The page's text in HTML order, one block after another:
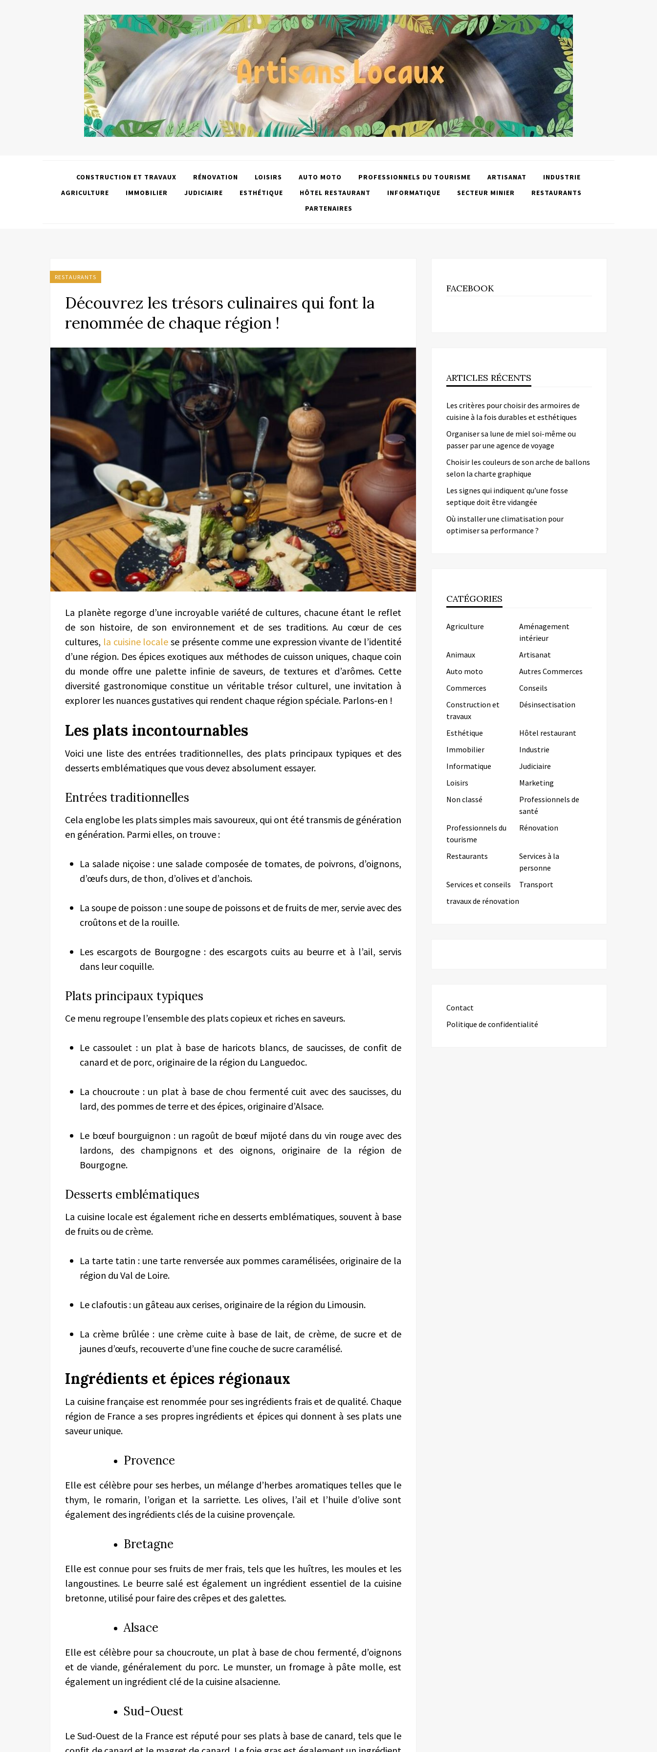
CONSTRUCTION ET TRAVAUX RÉNOVATION LOISIRS AUTO MOTO PROFESSIONNELS DU TOURISME ARTISANAT
INDUSTRIE
AGRICULTURE
IMMOBILIER JUDICIAIRE ESTHÉTIQUE HÔTEL RESTAURANT INFORMATIQUE SECTEUR MINIER
RESTAURANTS
PARTENAIRES
RESTAURANTS
Découvrez les trésors culinaires qui font la
renommée de chaque région !
La planète regorge d’une incroyable variété de cultures, chacune étant le reflet
de son histoire, de son environnement et de ses traditions. Au cœur de ces
cultures, la cuisine locale se présente comme une expression vivante de l’identité
d’une région. Des épices exotiques aux méthodes de cuisson uniques, chaque coin
du monde offre une palette infinie de saveurs, de textures et d’arômes. Cette
diversité gastronomique constitue un véritable trésor culturel, une invitation à
explorer les nuances gustatives qui rendent chaque région spéciale. Parlons-en !
Les plats incontournables
Voici une liste des entrées traditionnelles, des plats principaux typiques et des
desserts emblématiques que vous devez absolument essayer.
Entrées traditionnelles
Cela englobe les plats simples mais savoureux, qui ont été transmis de génération
en génération. Parmi elles, on trouve :
La salade niçoise : une salade composée de tomates, de poivrons, d’oignons,
d’œufs durs, de thon, d’olives et d’anchois.
La soupe de poisson : une soupe de poissons et de fruits de mer, servie avec des
croûtons et de la rouille.
Les escargots de Bourgogne : des escargots cuits au beurre et à l’ail, servis
dans leur coquille.
Plats principaux typiques
Ce menu regroupe l’ensemble des plats copieux et riches en saveurs.
Le cassoulet : un plat à base de haricots blancs, de saucisses, de confit de
canard et de porc, originaire de la région du Languedoc.
La choucroute : un plat à base de chou fermenté cuit avec des saucisses, du
lard, des pommes de terre et des épices, originaire d’Alsace.
Le bœuf bourguignon : un ragoût de bœuf mijoté dans du vin rouge avec des
lardons, des champignons et des oignons, originaire de la région de
Bourgogne.
Desserts emblématiques
La cuisine locale est également riche en desserts emblématiques, souvent à base
de fruits ou de crème.
La tarte tatin : une tarte renversée aux pommes caramélisées, originaire de la
région du Val de Loire.
Le clafoutis : un gâteau aux cerises, originaire de la région du Limousin.
La crème brûlée : une crème cuite à base de lait, de crème, de sucre et de
jaunes d’œufs, recouverte d’une fine couche de sucre caramélisé.
Ingrédients et épices régionaux
La cuisine française est renommée pour ses ingrédients frais et de qualité. Chaque
région de France a ses propres ingrédients et épices qui donnent à ses plats une
saveur unique.
Provence
Elle est célèbre pour ses herbes, un mélange d’herbes aromatiques telles que le
thym, le romarin, l’origan et la sarriette. Les olives, l’ail et l’huile d’olive sont
également des ingrédients clés de la cuisine provençale.
Bretagne
Elle est connue pour ses fruits de mer frais, tels que les huîtres, les moules et les
langoustines. Le beurre salé est également un ingrédient essentiel de la cuisine
bretonne, utilisé pour faire des crêpes et des galettes.
Alsace
Elle est célèbre pour sa choucroute, un plat à base de chou fermenté, d’oignons
et de viande, généralement du porc. Le munster, un fromage à pâte molle, est
également un ingrédient clé de la cuisine alsacienne.
Sud-Ouest
Le Sud-Ouest de la France est réputé pour ses plats à base de canard, tels que le
FACEBOOK
ARTICLES RÉCENTS
Les critères pour choisir des armoires de
cuisine à la fois durables et esthétiques
Organiser sa lune de miel soi-même ou
passer par une agence de voyage
Choisir les couleurs de son arche de ballons
selon la charte graphique
Les signes qui indiquent qu’une fosse
septique doit être vidangée
Où installer une climatisation pour
optimiser sa performance ?
CATÉGORIES
Agriculture
Aménagement
intérieur
Animaux
Artisanat
Auto moto
Autres Commerces
Commerces
Conseils
Construction et
travaux
Désinsectisation
Esthétique
Hôtel restaurant
Immobilier
Industrie
Informatique
Judiciaire
Loisirs
Marketing
Non classé
Professionnels de
santé
Professionnels du
tourisme
Rénovation
Restaurants
Services à la
personne
Services et conseils
Transport
travaux de rénovation
Contact
Politique de confidentialité